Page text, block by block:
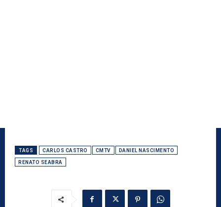
TAGS CARLOS CASTRO CMTV DANIEL NASCIMENTO
RENATO SEABRA